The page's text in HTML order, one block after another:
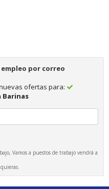
por correo
ofertas para:
Barinas
Vamos a puestos de trabajo vendrá a